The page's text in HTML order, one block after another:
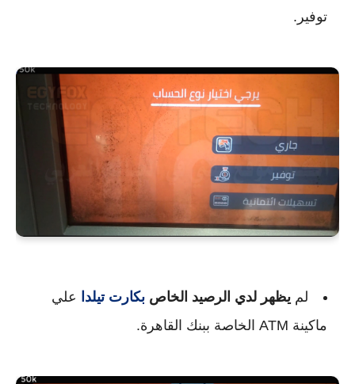
توفير.
لم يظهر لدي الرصيد الخاص بكارت تيلدا
علي
ماكينة ATM الخاصة ببنك القاهرة.